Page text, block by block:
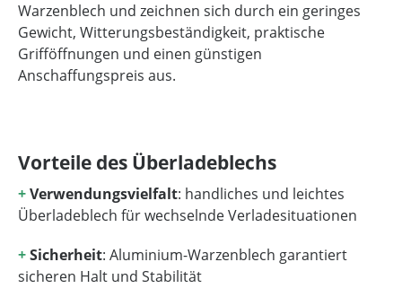
Warzenblech und zeichnen sich durch ein geringes
Gewicht, Witterungsbeständigkeit, praktische
Grifföffnungen und einen günstigen
Anschaffungspreis aus.
Vorteile des Überladeblechs
+Verwendungsvielfalt: handliches und leichtes
Überladeblech für wechselnde Verladesituationen
+Sicherheit: Aluminium-Warzenblech garantiert
sicheren Halt und Stabilität